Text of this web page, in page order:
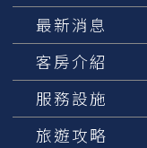
最新消息
客房介紹
服務設施
旅遊攻略